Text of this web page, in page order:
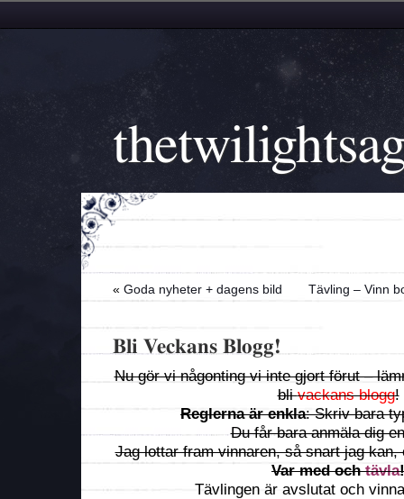
« Goda nyheter + dagens bild Tävling – Vinn
Bli Veckans Blogg!
Nu gör vi någonting vi inte gjort förut –
blivackans blogg!
Reglerna är enkla: Skriv bara
Du får bara anmäla dig
Jag lottar fram vinnaren, så snart jag kan,
Var med ochtävla!
Tävlingen är avslutat och